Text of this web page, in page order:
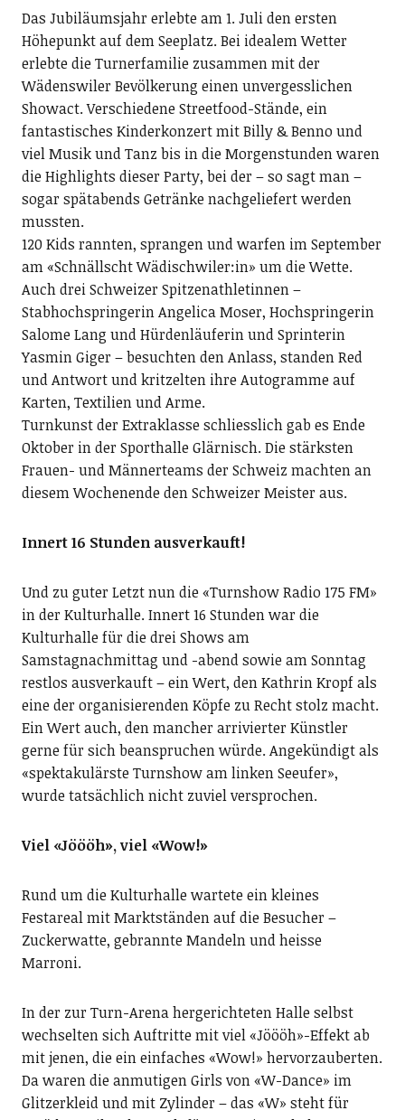
Das Jubiläumsjahr erlebte am 1. Juli den ersten
Höhepunkt auf dem Seeplatz. Bei idealem Wetter
erlebte die Turnerfamilie zusammen mit der
Wädenswiler Bevölkerung einen unvergesslichen
Showact. Verschiedene Streetfood-Stände, ein
fantastisches Kinderkonzert mit Billy & Benno und
viel Musik und Tanz bis in die Morgenstunden waren
die Highlights dieser Party, bei der – so sagt man –
sogar spätabends Getränke nachgeliefert werden
mussten.
120 Kids rannten, sprangen und warfen im September
am «Schnällscht Wädischwiler:in» um die Wette.
Auch drei Schweizer Spitzenathletinnen –
Stabhochspringerin Angelica Moser, Hochspringerin
Salome Lang und Hürdenläuferin und Sprinterin
Yasmin Giger – besuchten den Anlass, standen Red
und Antwort und kritzelten ihre Autogramme auf
Karten, Textilien und Arme.
Turnkunst der Extraklasse schliesslich gab es Ende
Oktober in der Sporthalle Glärnisch. Die stärksten
Frauen- und Männerteams der Schweiz machten an
diesem Wochenende den Schweizer Meister aus.
Innert 16 Stunden ausverkauft!
Und zu guter Letzt nun die «Turnshow Radio 175 FM»
in der Kulturhalle. Innert 16 Stunden war die
Kulturhalle für die drei Shows am
Samstagnachmittag und -abend sowie am Sonntag
restlos ausverkauft – ein Wert, den Kathrin Kropf als
eine der organisierenden Köpfe zu Recht stolz macht.
Ein Wert auch, den mancher arrivierter Künstler
gerne für sich beanspruchen würde. Angekündigt als
«spektakulärste Turnshow am linken Seeufer»,
wurde tatsächlich nicht zuviel versprochen.
Viel «Jöööh», viel «Wow!»
Rund um die Kulturhalle wartete ein kleines
Festareal mit Marktständen auf die Besucher –
Zuckerwatte, gebrannte Mandeln und heisse
Marroni.
In der zur Turn-Arena hergerichteten Halle selbst
wechselten sich Auftritte mit viel «Jöööh»-Effekt ab
mit jenen, die ein einfaches «Wow!» hervorzauberten.
Da waren die anmutigen Girls von «W-Dance» im
Glitzerkleid und mit Zylinder – das «W» steht für